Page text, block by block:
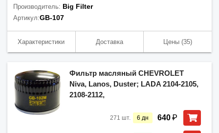
Производитель: Big Filter
Артикул:GB-107
Характеристики Доставка Цены (35)
Фильтр масляный CHEVROLET
Niva, Lanos, Duster; LADA 2104-2105,
2108-2112,
271 шт. 6 дн 640₽